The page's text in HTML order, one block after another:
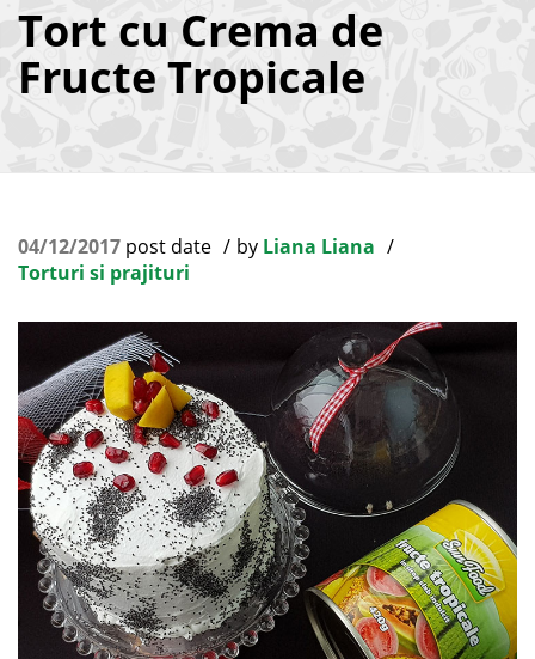
Tort cu Crema de
Fructe Tropicale
04/12/2017 post date by Liana Liana
Torturi si prajituri